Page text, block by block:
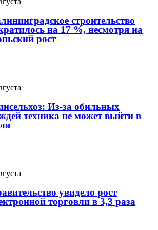
строительство
на 17 %, несмотря на
рост
Из-за обильных
техника не может выйти в
увидело рост
торговли в 3,3 раза